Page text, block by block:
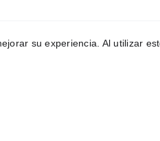
su experiencia. Al utilizar